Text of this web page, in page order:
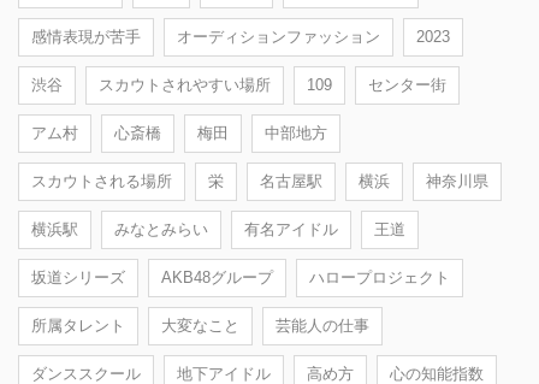
感情表現が苦手 オーディションファッション 2023
渋谷 スカウトされやすい場所 109 センター街
アム村 心斎橋 梅田 中部地方
スカウトされる場所 栄 名古屋駅 横浜 神奈川県
横浜駅 みなとみらい 有名アイドル 王道
坂道シリーズ AKB48グループ ハロープロジェクト
所属タレント 大変なこと 芸能人の仕事
ダンススクール 地下アイドル 高め方 心の知能指数